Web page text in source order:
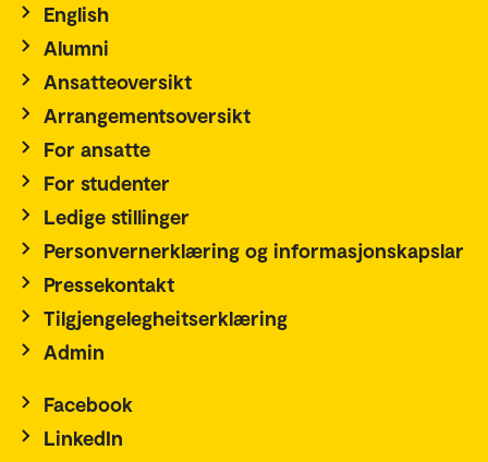
English
Alumni
Ansatteoversikt
Arrangementsoversikt
For ansatte
For studenter
Ledige stillinger
Personvernerklæring og informasjonskapslar
Pressekontakt
Tilgjengelegheitserklæring
Admin
Facebook
LinkedIn